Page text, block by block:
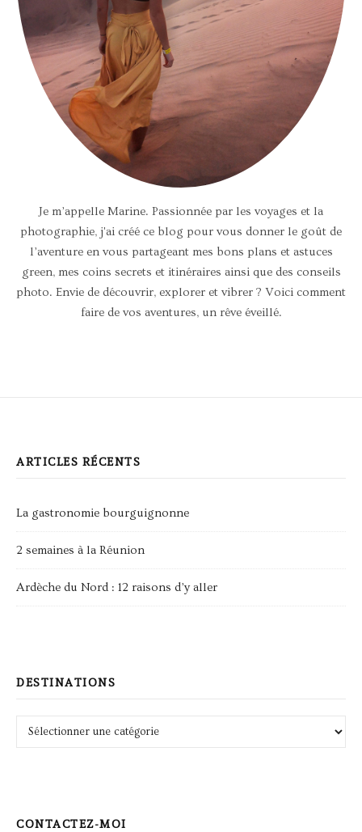
Je m’appelle Marine. Passionnée par les voyages et la
photographie, j'ai créé ce blog pour vous donner le goût de
l’aventure en vous partageant mes bons plans et astuces
green, mes coins secrets et itinéraires ainsi que des conseils
photo. Envie de découvrir, explorer et vibrer ? Voici comment
faire de vos aventures, un rêve éveillé.
ARTICLES RÉCENTS
La gastronomie bourguignonne
2 semaines à la Réunion
Ardèche du Nord : 12 raisons d’y aller
DESTINATIONS
Destinations
CONTACTEZ-MOI